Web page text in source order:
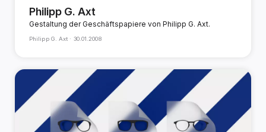
Philipp G. Axt
Gestaltung der Geschäftspapiere von Philipp G. Axt.
Philipp G. Axt · 30.01.2008